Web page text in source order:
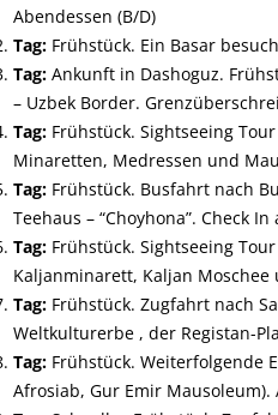
Abendessen (B/D)
Tag:Frühstück. Ein Basar
Tag:Ankunft in Dashoguz.
– UzbekBorder.
Tag:Frühstück. Sightseeing
Minaretten, Medressen und
Tag:Frühstück. Busfahrt nach
Teehaus – “Choyhona”. Check
Tag:Frühstück. Sightseeing
Kaljanminarett, Kaljan Moschee
Tag:Frühstück. Zugfahrt nach
Weltkulturerbe , der Registan-
Tag:Frühstück. Weiterfolgende
Afrosiab, Gur Emir Mausoleum).